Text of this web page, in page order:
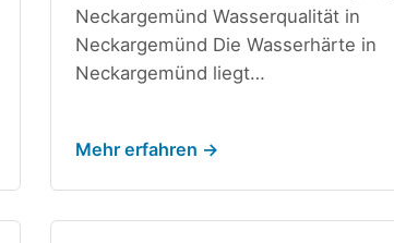
Neckargemünd Wasserqualität in
Neckargemünd Die Wasserhärte in
Neckargemünd liegt…
Mehr erfahren →